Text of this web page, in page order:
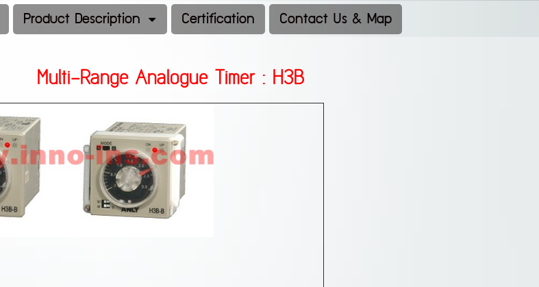
Product Description Certification Contact Us & Map
Multi-Range Analogue Timer : H3B